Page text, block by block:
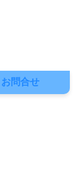
お問合せ